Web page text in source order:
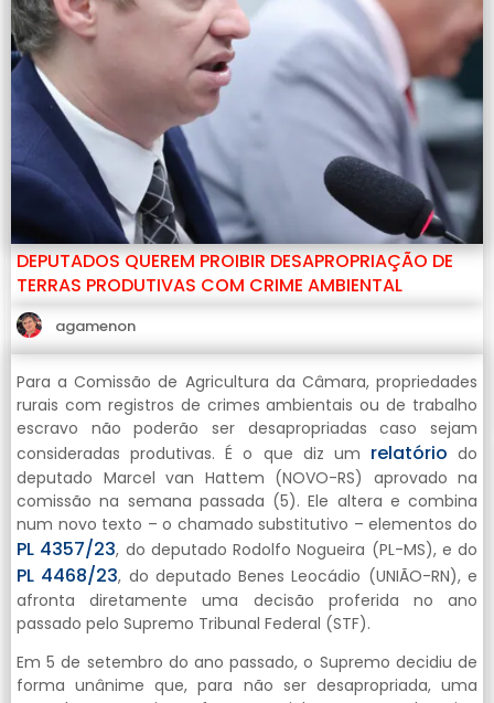
DEPUTADOS QUEREM PROIBIR DESAPROPRIAÇÃO DE
TERRAS PRODUTIVAS COM CRIME AMBIENTAL
agamenon
Para a Comissão de Agricultura da Câmara, propriedades
rurais com registros de crimes ambientais ou de trabalho
escravo não poderão ser desapropriadas caso sejam
consideradas produtivas. É o que diz um relatório do
deputado Marcel van Hattem (NOVO-RS) aprovado na
comissão na semana passada (5). Ele altera e combina
num novo texto – o chamado substitutivo – elementos do
PL 4357/23, do deputado Rodolfo Nogueira (PL-MS), e do
PL 4468/23, do deputado Benes Leocádio (UNIÃO-RN), e
afronta diretamente uma decisão proferida no ano
passado pelo Supremo Tribunal Federal (STF).
Em 5 de setembro do ano passado, o Supremo decidiu de
forma unânime que, para não ser desapropriada, uma